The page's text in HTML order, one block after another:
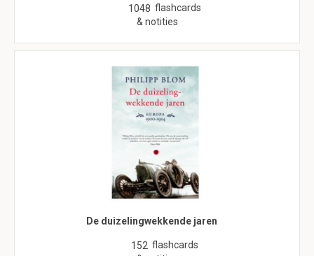
1048 flashcards
& notities
De duizelingwekkende jaren
152 flashcards